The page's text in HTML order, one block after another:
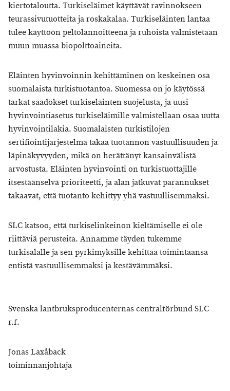
kiertotaloutta. Turkiseläimet käyttävät ravinnokseen
teurassivutuotteita ja roskakalaa. Turkiseläinten lantaa
tulee käyttöön peltolannoitteena ja ruhoista valmistetaan
muun muassa biopolttoaineita.
Eläinten hyvinvoinnin kehittäminen on keskeinen osa
suomalaista turkistuotantoa. Suomessa on jo käytössä
tarkat säädökset turkiseläinten suojelusta, ja uusi
hyvinvointiasetus turkiseläimille valmistellaan osaa uutta
hyvinvointilakia. Suomalaisten turkistilojen
sertifiointijärjestelmä takaa tuotannon vastuullisuuden ja
läpinäkyvyyden, mikä on herättänyt kansainvälistä
arvostusta. Eläinten hyvinvointi on turkistuottajille
itsestäänselvä prioriteetti, ja alan jatkuvat parannukset
takaavat, että tuotanto kehittyy yhä vastuullisemmaksi.
SLC katsoo, että turkiselinkeinon kieltämiselle ei ole
riittäviä perusteita. Annamme täyden tukemme
turkisalalle ja sen pyrkimyksille kehittää toimintaansa
entistä vastuullisemmaksi ja kestävämmäksi.
Svenska lantbruksproducenternas centralförbund SLC
r.f.
Jonas Laxåback
toiminnanjohtaja